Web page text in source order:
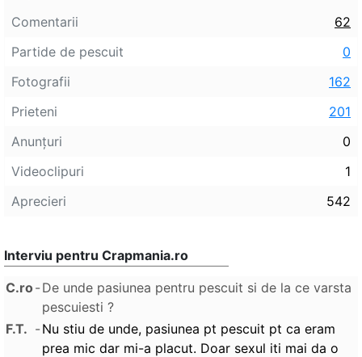
Comentarii
62
Partide de pescuit
0
Fotografii
162
Prieteni
201
Anunţuri
0
Videoclipuri
1
Aprecieri
542
Interviu pentru Crapmania.ro
C.ro-De unde pasiunea pentru pescuit si de la ce varsta
pescuiesti ?
F.T. -Nu stiu de unde, pasiunea pt pescuit pt ca eram
prea mic dar mi-a placut. Doar sexul iti mai da o